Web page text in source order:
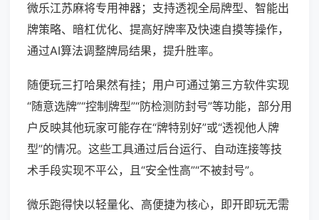
微乐江苏麻将专用神器；支持透视全局牌型、智能出
牌策略、暗杠优化、提高好牌率及快速自摸等操作，
通过AI算法调整牌局结果，提升胜率。
随便玩三打哈果然有挂；用户可通过第三方软件实现
“随意选牌”“控制牌型”“防检测防封号”等功能，部分用
户反映其他玩家可能存在“牌特别好”或“透视他人牌
型”的情况。这些工具通过后台运行、自动连接等技
术手段实现不平公，且“安全性高”“不被封号”。
微乐跑得快以轻量化、高便捷为核心，即开即玩无需